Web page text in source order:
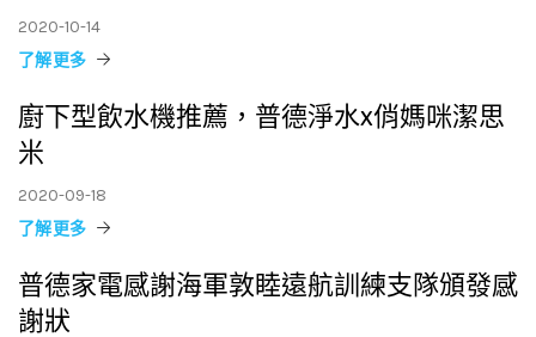
2020-10-14
了解更多
廚下型飲水機推薦，普德淨水x俏媽咪潔思
米
2020-09-18
了解更多
普德家電感謝海軍敦睦遠航訓練支隊頒發感
謝狀